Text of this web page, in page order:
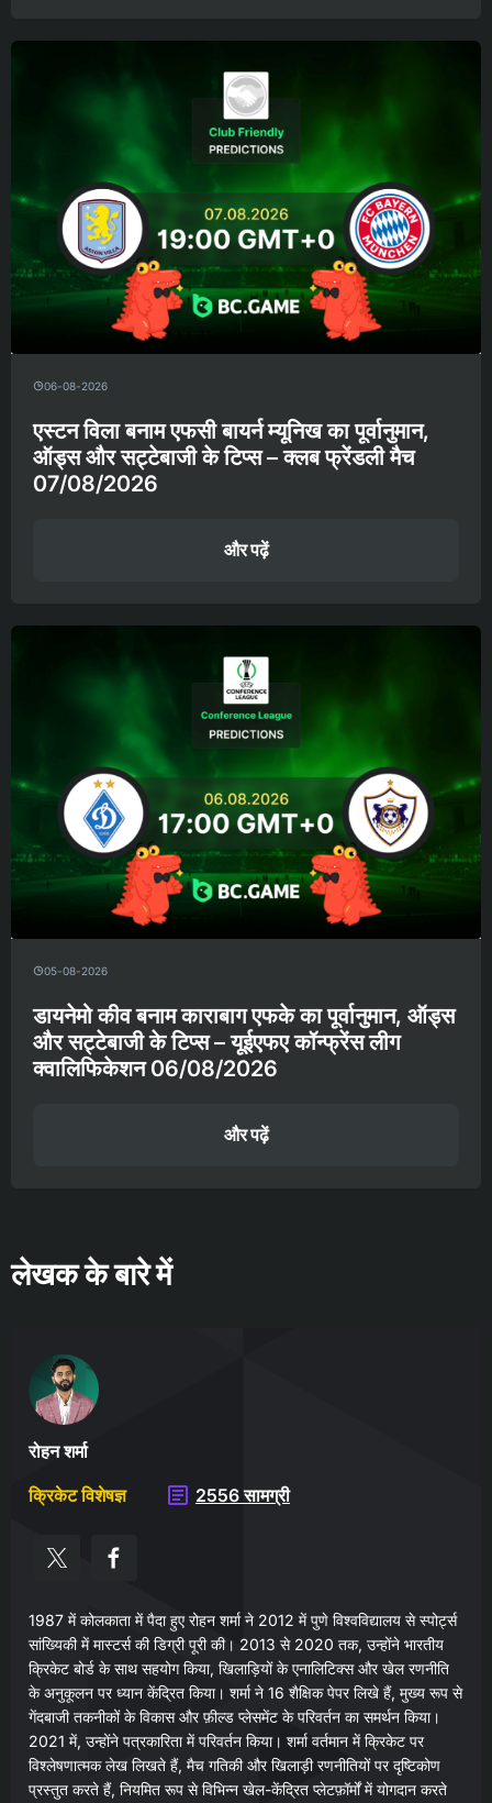
06-08-2026
एस्टन विला बनाम एफसी बायर्न म्यूनिख का पूर्वानुमान,
ऑड्स और सट्टेबाजी के टिप्स – क्लब फ्रेंडली मैच
07/08/2026
और पढ़ें
05-08-2026
डायनेमो कीव बनाम काराबाग एफके का पूर्वानुमान, ऑड्स
और सट्टेबाजी के टिप्स – यूईएफए कॉन्फ्रेंस लीग
क्वालिफिकेशन 06/08/2026
और पढ़ें
लेखक के बारे में
रोहन शर्मा
क्रिकेट विशेषज्ञ
2556 सामग्री
1987 में कोलकाता में पैदा हुए रोहन शर्मा ने 2012 में पुणे विश्वविद्यालय से स्पोर्ट्स
सांख्यिकी में मास्टर्स की डिग्री पूरी की। 2013 से 2020 तक, उन्होंने भारतीय
क्रिकेट बोर्ड के साथ सहयोग किया, खिलाड़ियों के एनालिटिक्स और खेल रणनीति
के अनुकूलन पर ध्यान केंद्रित किया। शर्मा ने 16 शैक्षिक पेपर लिखे हैं, मुख्य रूप से
गेंदबाजी तकनीकों के विकास और फ़ील्ड प्लेसमेंट के परिवर्तन का समर्थन किया।
2021 में, उन्होंने पत्रकारिता में परिवर्तन किया। शर्मा वर्तमान में क्रिकेट पर
विश्लेषणात्मक लेख लिखते हैं, मैच गतिकी और खिलाड़ी रणनीतियों पर दृष्टिकोण
प्रस्तुत करते हैं, नियमित रूप से विभिन्न खेल-केंद्रित प्लेटफ़ॉर्मों में योगदान करते